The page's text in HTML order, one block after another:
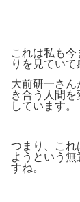
これは私も
りを見ていて
大前研一さ
き合う人間
しています。
つまり、これ
ようという
すね。